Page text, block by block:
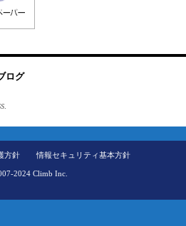
ログ
方針 情報セキュリティ基本方針
2024 Climb Inc.